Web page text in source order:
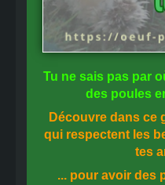
Tu ne sais pas par
des poules
Découvre dans ce
qui respectent les
tes
... pour avoir des